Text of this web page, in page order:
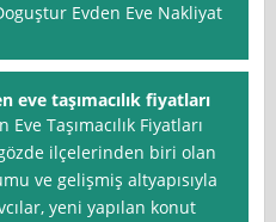
Evden Eve Nakliyat
eve taşımacılık fiyatları
Eve Taşımacılık Fiyatları
ilçelerinden biri olan
ve gelişmiş altyapısıyla
yeni yapılan konut